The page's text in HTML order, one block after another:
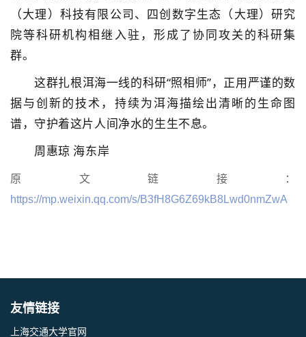
（大理）科技有限公司、四创数字生态（大理）研究
院等科研机构相继入驻，形成了协同攻关的科研集
群。
这群扎根洱海一线的科研“照相师”，正用严谨的数
据与创新的技术，持续为洱海描绘出清晰的生命图
谱，守护着这片人间净水的生生不息。
周惠琼 海东岸
原文链接：
https://mp.weixin.qq.com/s/B3fH8G6Z69kB8Lwd0nmZwA
友情链接
上海交通大学官网